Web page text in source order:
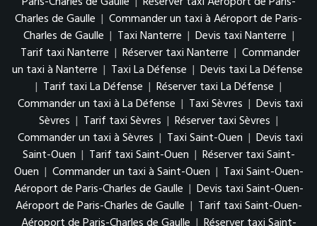
Charles de Gaulle | Commander un taxi à Aéroport de Paris-
Charles de Gaulle | Taxi Nanterre | Devis taxi Nanterre |
Tarif taxi Nanterre | Réserver taxi Nanterre | Commander
un taxi à Nanterre | Taxi La Défense | Devis taxi La Défense
| Tarif taxi La Défense | Réserver taxi La Défense |
Commander un taxi à La Défense | Taxi Sèvres | Devis taxi
Sèvres | Tarif taxi Sèvres | Réserver taxi Sèvres |
Commander un taxi à Sèvres | Taxi Saint-Ouen | Devis taxi
Saint-Ouen | Tarif taxi Saint-Ouen | Réserver taxi Saint-
Ouen | Commander un taxi à Saint-Ouen | Taxi Saint-Ouen-
Aéroport de Paris-Charles de Gaulle | Devis taxi Saint-Ouen-
Aéroport de Paris-Charles de Gaulle | Tarif taxi Saint-Ouen-